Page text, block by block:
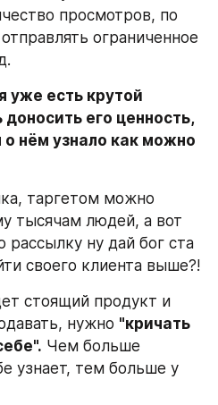
просмотров, по
ограниченное
уже есть крутой
его ценность,
нём узнало как можно
таргетом можно
тысячам людей, а вот
рассылку ну дай бог ста
своего клиента выше?!
стоящий продукт и
нужно "кричать
Чем больше
узнает, тем больше у